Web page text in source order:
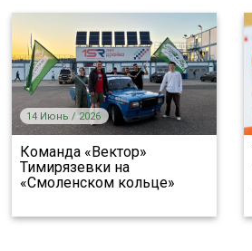
14 Июнь / 2026
Команда «Вектор»
Тимирязевки на
«Смоленском кольце»